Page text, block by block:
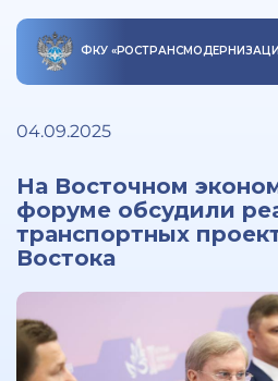
ФКУ «
04.09.2025
На Восточном
форуме обсудили
транспортных
Востока